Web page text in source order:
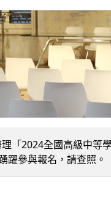
「2024全國高級中等
躍參與報名，請查照。